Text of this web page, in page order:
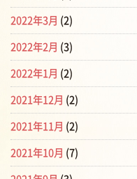
2022年3月 (2)
2022年2月 (3)
2022年1月 (2)
2021年12月 (2)
2021年11月 (2)
2021年10月 (7)